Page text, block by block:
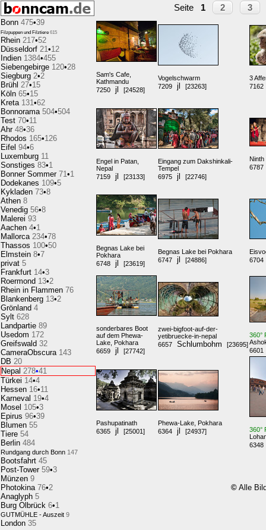
Bonn 475•39
Filzpuppen und Filztiere 615
Rhein 217•52
Düsseldorf 21•12
Indien 1384•455
Siebengebirge 120•28
Siegburg 2•2
Brühl 27•15
Köln 65•15
Kreta 131•62
Bonnorama 504•504
Test 70•11
Ahr 48•36
Rhodos 165•126
Eifel 94•6
Luxemburg 11
Sonstiges 83•1
Bonner Sommer 71•1
Dodekanes 109•5
Kykladen 73•8
Athen 8
Venedig 56•8
Malerei 93
Aachen 4•1
Mallorca 234•78
Thassos 100•50
Elmstein 8•7
privat 5
Frankfurt 14•3
Roermond 13•2
Rhein in Flammen 76
Blankenberg 13•2
Grönland 4
Sylt 628
Landpartie 89
Usedom 172
Greifswald 32
CameraObscura 143
DB 20
Nepal 278•41
Türkei 14•4
Hessen 16•11
Karneval 19•4
Mosel 105•3
Epirus 96•39
Blumen 55
Tiere 54
Berlin 484
Rundgang durch Bonn 147
Bootsfahrt 45
Post-Tower 59•3
Münzen 9
Photokina 76•2
Anaglyph 5
Burg Olbrück 6•1
GUTMÜHLE - Auszeit 9
London 35
Seite 1 2 3
Sam's Cafe,
Kathmandu
7250
jl [24528]
Vogelschwarm
7209
jl [23263]
3
7162
Engel in Patan,
Nepal
7159
jl [23133]
Eingang zum Dakshinkali-
Tempel
6975
jl [22746]
6787
Begnas Lake bei
Pokhara
6748
jl [23619]
Begnas Lake bei Pokhara
6747
jl [24886]
6704
sonderbares Boot
auf dem Phewa-
Lake, Pokhara
6659
jl [27742]
zwei-bigfoot-auf-der-
yetibruecke-in-nepal
6657
Schlumbohm [23695]
360°
6601
Pashupatinath
6365
jl [25001]
Phewa-Lake, Pokhara
6364
jl [24937]
360°
6348
© Alle